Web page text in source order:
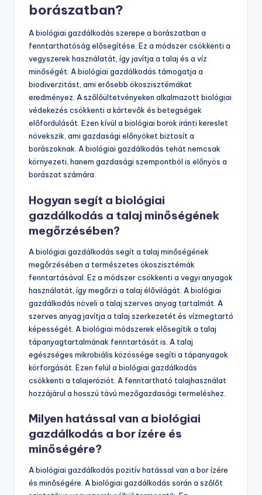
fenntartható csomagolás csökkenti a környezeti
környezeti hatások minimalizálásához és a borászat
jövőjének fenntarthatóságához.
Mi a szerepe a biológiai
gazdálkodásnak a
borászatban?
A biológiai gazdálkodás szerepe a borászatban a
fenntarthatóság elősegítése. Ez a módszer csökkenti a
vegyszerek használatát, így javítja a talaj és a víz
minőségét. A biológiai gazdálkodás támogatja a
védekezés csökkenti a kártevők és betegségek
előfordulását. Ezen kívül a biológiai borok iránti kereslet
növekszik, ami gazdasági előnyöket biztosít a
környezeti, hanem gazdasági szempontból is előnyös a
borászat számára.
Hogyan segít a biológiai
gazdálkodás a talaj minőségének
megőrzésében?
A biológiai gazdálkodás segít a talaj minőségének
megőrzésében a természetes ökoszisztémák
fenntartásával. Ez a módszer csökkenti a vegyi anyagok
használatát, így megőrzi a talaj élővilágát. A biológiai
gazdálkodás növeli a talaj szerves anyag tartalmát. A
szerves anyag javítja a talaj szerkezetét és vízmegtartó
képességét. A biológiai módszerek elősegítik a talaj
tápanyagtartalmának fenntartását is. A talaj
egészséges mikrobiális közössége segíti a tápanyagok
csökkenti a talajeróziót. A fenntartható talajhasználat
hozzájárul a hosszú távú mezőgazdasági termeléshez.